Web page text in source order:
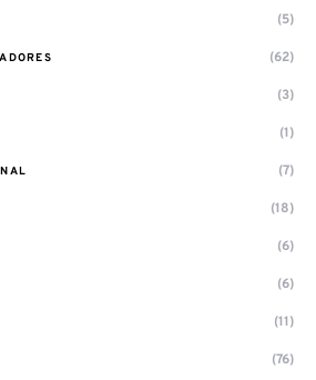
(5)
(62)
(3)
(1)
(7)
(18)
(6)
(6)
(11)
(76)